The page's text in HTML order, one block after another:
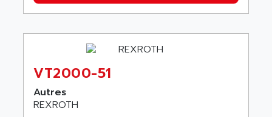
VT2000-51
Autres
REXROTH